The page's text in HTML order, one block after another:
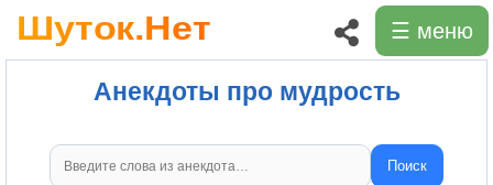
☰ меню
Анекдоты про мудрость
Поиск анекдотов Поиск